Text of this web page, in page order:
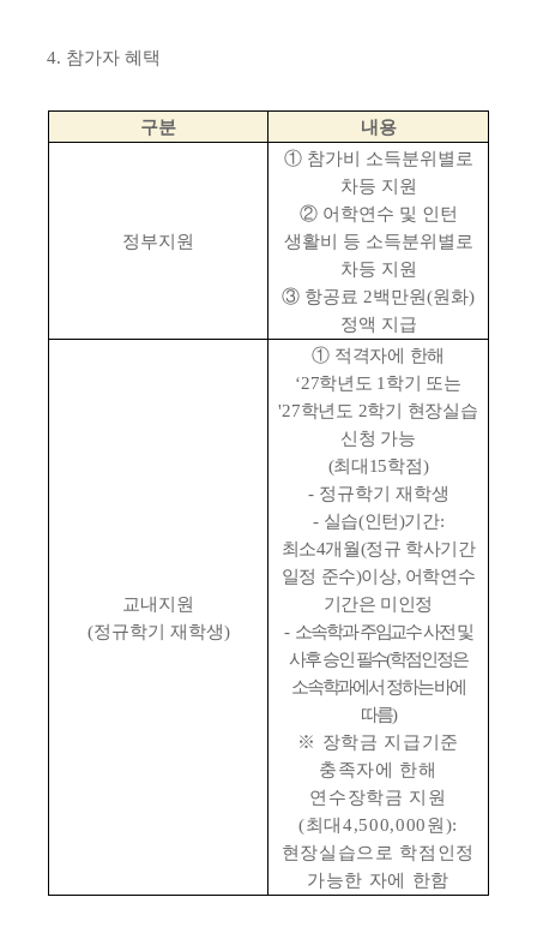
4. 참가자 혜택
구분 내용
정부지원
① 참가비 소득분위별로
차등 지원
② 어학연수 및 인턴
생활비 등 소득분위별로
차등 지원
③ 항공료 2백만원(원화)
정액 지급
교내지원
(정규학기 재학생)
① 적격자에 한해
‘27학년도 1 학기 또는
'27학년도 2학기 현장실습
신청 가능
(최대 15학점)
- 정규학기 재학생
- 실습(인턴)기간:
최소4개월(정규 학사기간
일정 준수)이상, 어학연수
기간은 미인정
- 소속학과 주임교수 사전 및
사후 승인 필수(학점인정은
소속학과에서 정하는 바에
따름)
※ 장학금 지급기준
충족자에 한해
연수장학금 지원
(최대 4,500,000원 ):
현장실습으로 학점인정
가능한 자에 한함